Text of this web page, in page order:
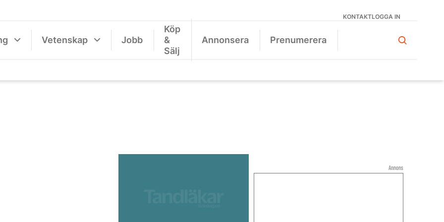
KONTAKTLOGGA IN
Vetenskap Jobb
Köp
&
Sälj
Annonsera Prenumerera
Annons